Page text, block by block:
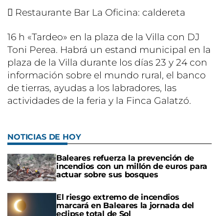
 Restaurante Bar La Oficina: caldereta
16 h «Tardeo» en la plaza de la Villa con DJ
Toni Perea. Habrá un estand municipal en la
plaza de la Villa durante los días 23 y 24 con
información sobre el mundo rural, el banco
de tierras, ayudas a los labradores, las
actividades de la feria y la Finca Galatzó.
NOTICIAS DE HOY
Baleares refuerza la prevención de
incendios con un millón de euros para
actuar sobre sus bosques
El riesgo extremo de incendios
marcará en Baleares la jornada del
eclipse total de Sol